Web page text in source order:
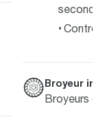
Broyeur
Broyeurs